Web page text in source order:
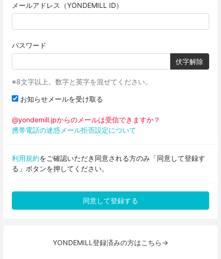
メールアドレス（YONDEMILL ID）
パスワード
伏字解除
※8文字以上。数字と英字を混ぜてください。
お知らせメールを受け取る
@yondemill.jpからのメールは受信できますか？
携帯電話の迷惑メール拒否設定について
利用規約をご確認いただき同意される方のみ「同意して登録す
る」ボタンを押してください。
YONDEMILL登録済みの方はこちら→